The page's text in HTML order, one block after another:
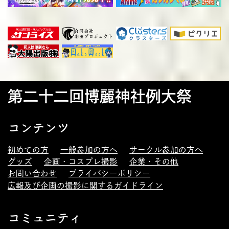
第二十二回博麗神社例大祭
コンテンツ
初めての方 一般参加の方へ
サークル参加の方へ
グッズ
企画・コスプレ撮影
企業・その他
お問い合わせ
プライバシーポリシー
広報及び企画の撮影に関するガイドライン
コミュニティ